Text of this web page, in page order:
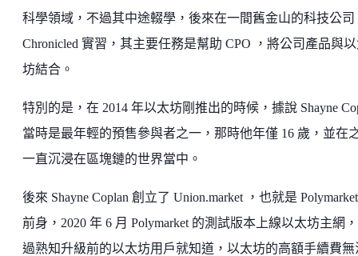
科學領域，不過其中途輟學，後來在一間舊金山的科技公司
Chronicled 實習，其主要任務是幫助 CPO ，將公司產品與
坊結合。
特別的是，在 2014 年以太坊剛推出的時候，據說 Shayne
當時是最年輕的預售參與者之一，那時他年僅 16 歲，並在
一直沉浸在區塊鏈的世界當中。
後來 Shayne Coplan 創立了 Union.market ，也就是
前身，2020 年 6 月 Polymarket 的測試版本上線以太坊主網
過熟知升級前的以太坊用戶就知道，以太坊的高額手續費無